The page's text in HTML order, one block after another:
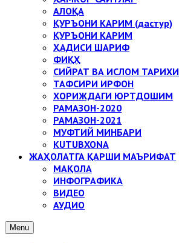
АЛОҚА
ҚУРЪОНИ КАРИМ (дастур)
ҚУРЪОНИ КАРИМ
ҲАДИСИ ШАРИФ
ФИҚҲ
СИЙРАТ ВА ИСЛОМ ТАРИХИ
ТАФСИРИ ИРФОН
ХОРИЖДАГИ ЮРТДОШИМ
РАМАЗОН-2020
РАМАЗОН-2021
МУФТИЙ МИНБАРИ
KUTUBXONA
ЖАҲОЛАТГА ҚАРШИ МАЪРИФАТ
МАҚОЛА
ИНФОГРАФИКА
ВИДЕО
АУДИО
Menu